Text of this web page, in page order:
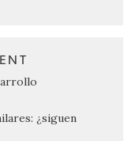
¿siguen